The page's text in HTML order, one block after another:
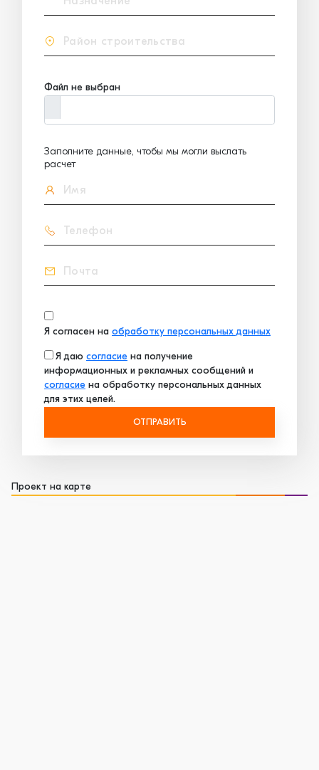
Файл не выбран
Заполните данные, чтобы мы могли выслать
расчет
Я согласен на обработку персональных данных
Я даю согласие на получение
информационных и рекламных сообщений и
согласие на обработку персональных данных
для этих целей.
ОТПРАВИТЬ
Проект на карте